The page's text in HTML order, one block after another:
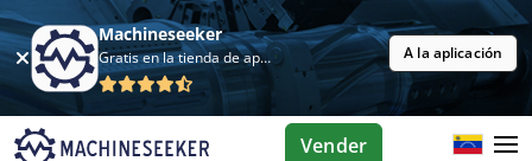
Machineseeker
Gratis en la tienda de aplicaciones A la aplicación
Vender